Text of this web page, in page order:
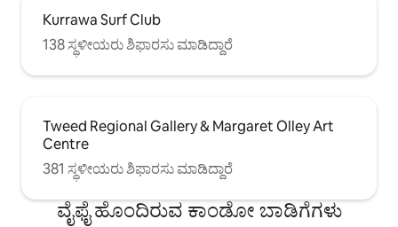
Kurrawa Surf Club
138 ಸ್ಥಳೀಯರು ಶಿಫಾರಸು ಮಾಡಿದ್ದಾರೆ
Tweed Regional Gallery & Margaret Olley Art
Centre
381 ಸ್ಥಳೀಯರು ಶಿಫಾರಸು ಮಾಡಿದ್ದಾರೆ
ವೈಫೈ ಹೊಂದಿರುವ ಕಾಂಡೋ ಬಾಡಿಗೆಗಳು